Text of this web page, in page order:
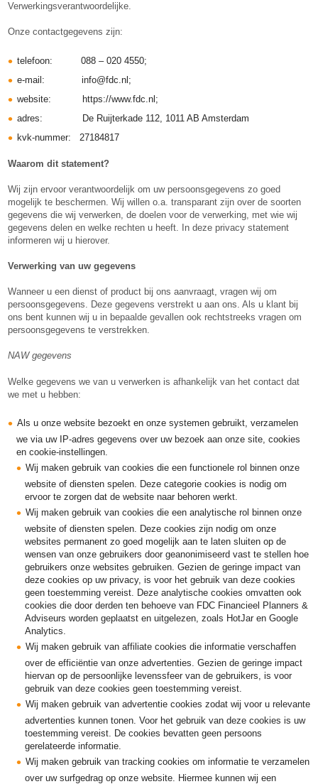
Verwerkingsverantwoordelijke.
Onze contactgegevens zijn:
telefoon: 088 – 020 4550;
e-mail: info@fdc.nl;
website: https://www.fdc.nl;
adres: De Ruijterkade 112, 1011 AB Amsterdam
kvk-nummer: 27184817
Waarom dit statement?
Wij zijn ervoor verantwoordelijk om uw persoonsgegevens zo goed
mogelijk te beschermen. Wij willen o.a. transparant zijn over de soorten
gegevens die wij verwerken, de doelen voor de verwerking, met wie wij
gegevens delen en welke rechten u heeft. In deze privacy statement
informeren wij u hierover.
Verwerking van uw gegevens
Wanneer u een dienst of product bij ons aanvraagt, vragen wij om
persoonsgegevens. Deze gegevens verstrekt u aan ons. Als u klant bij
ons bent kunnen wij u in bepaalde gevallen ook rechtstreeks vragen om
persoonsgegevens te verstrekken.
NAW gegevens
Welke gegevens we van u verwerken is afhankelijk van het contact dat
we met u hebben:
Als u onze website bezoekt en onze systemen gebruikt, verzamelen
we via uw IP-adres gegevens over uw bezoek aan onze site, cookies
en cookie-instellingen.
Wij maken gebruik van cookies die een functionele rol binnen onze
website of diensten spelen. Deze categorie cookies is nodig om
ervoor te zorgen dat de website naar behoren werkt.
Wij maken gebruik van cookies die een analytische rol binnen onze
website of diensten spelen. Deze cookies zijn nodig om onze
websites permanent zo goed mogelijk aan te laten sluiten op de
wensen van onze gebruikers door geanonimiseerd vast te stellen hoe
gebruikers onze websites gebruiken. Gezien de geringe impact van
deze cookies op uw privacy, is voor het gebruik van deze cookies
geen toestemming vereist. Deze analytische cookies omvatten ook
cookies die door derden ten behoeve van FDC Financieel Planners &
Adviseurs worden geplaatst en uitgelezen, zoals HotJar en Google
Analytics.
Wij maken gebruik van affiliate cookies die informatie verschaffen
over de efficiëntie van onze advertenties. Gezien de geringe impact
hiervan op de persoonlijke levenssfeer van de gebruikers, is voor
gebruik van deze cookies geen toestemming vereist.
Wij maken gebruik van advertentie cookies zodat wij voor u relevante
advertenties kunnen tonen. Voor het gebruik van deze cookies is uw
toestemming vereist. De cookies bevatten geen persoons
gerelateerde informatie.
Wij maken gebruik van tracking cookies om informatie te verzamelen
over uw surfgedrag op onze website. Hiermee kunnen wij een